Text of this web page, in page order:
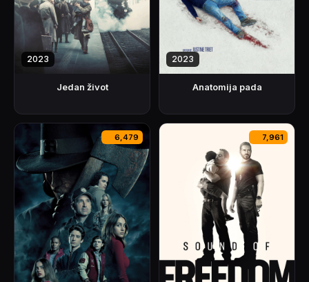
2023
Jedan život
2023
Anatomija pada
6,479 7,961